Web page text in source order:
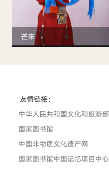
芒来
友情链接：
中华人民共和国文化和旅游部
国家图书馆
中国非物质文化遗产网
国家图书馆中国记忆项目中心